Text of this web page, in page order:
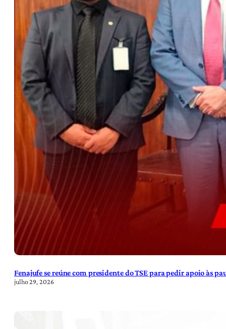
Fenajufe se reúne com presidente do TSE para pedir apoio às
julho 29, 2026